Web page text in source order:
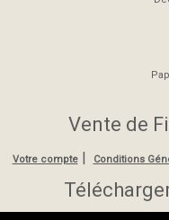
Vente de
Votre compte| Conditions